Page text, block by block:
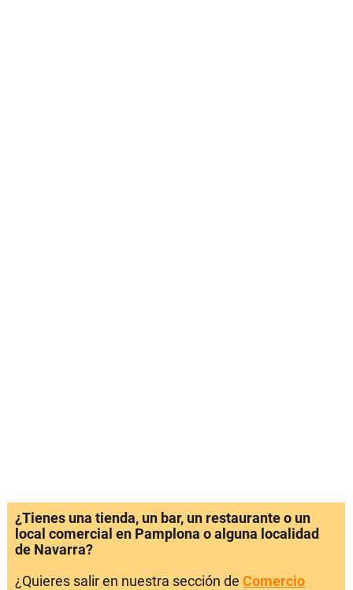
¿Tienes una tienda, un bar, un restaurante o un
local comercial en Pamplona o alguna localidad
de Navarra?
¿Quieres salir en nuestra sección de Comercio